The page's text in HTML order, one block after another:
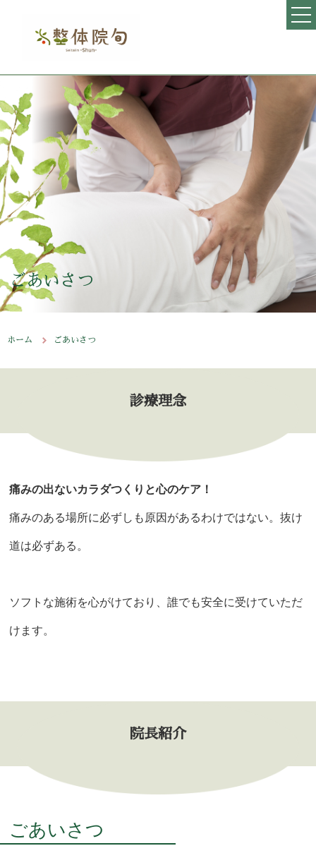
訪問鍼灸旬について
ごあいさつ
院長プロフィール
施術対象の症状
オーダーメイド施術
アクセス
料金表
当院までのご案内
ごあいさつ
ホーム ごあいさつ
診療理念
痛みの出ないカラダつくりと心のケア！
痛みのある場所に必ずしも原因があるわけではない。抜け
道は必ずある。
ソフトな施術を心がけており、誰でも安全に受けていただ
けます。
院長紹介
ごあいさつ